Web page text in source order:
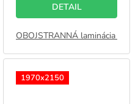
JEDNOSTRANNÁ
DETAIL
OBOJSTRANNÁ laminácia -
1970x2150